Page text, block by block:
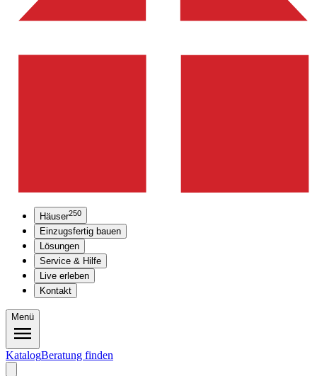
Häuser250
Einzugsfertig bauen
Lösungen
Service & Hilfe
Live erleben
Kontakt
Menü
KatalogBeratung finden